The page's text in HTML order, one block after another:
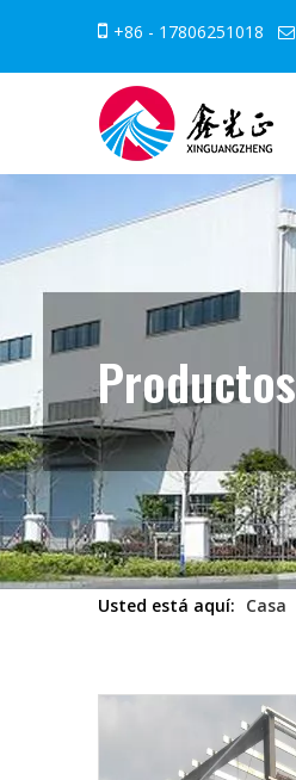
 +86 - 17806251018 
Productos
Usted está aquí: Casa